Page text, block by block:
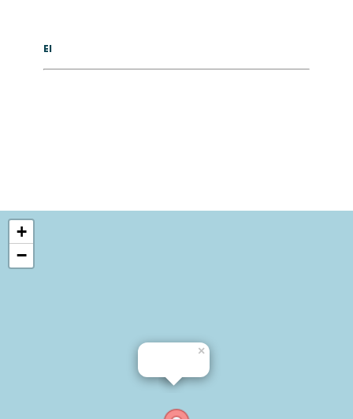
El
×
+
−